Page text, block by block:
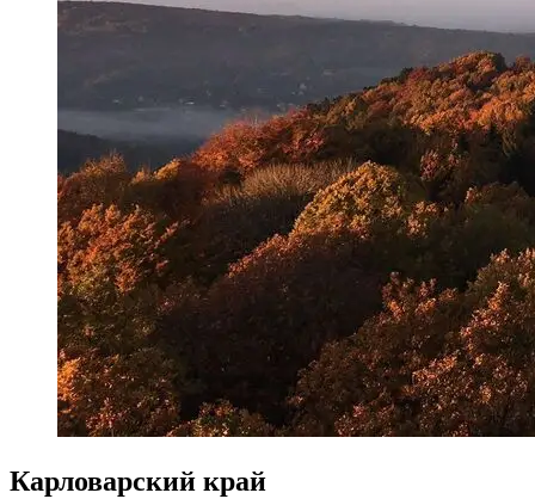
Карловарский край